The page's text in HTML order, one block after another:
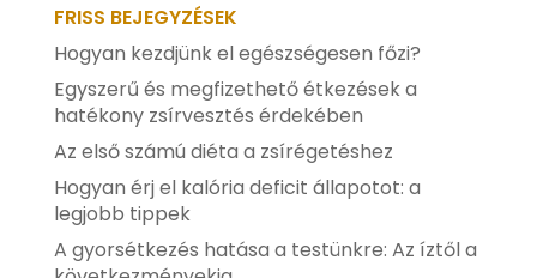
FRISS BEJEGYZÉSEK
Hogyan kezdjünk el egészségesen főzi?
Egyszerű és megfizethető étkezések a
hatékony zsírvesztés érdekében
Az első számú diéta a zsírégetéshez
Hogyan érj el kalória deficit állapotot: a
legjobb tippek
A gyorsétkezés hatása a testünkre: Az íztől a